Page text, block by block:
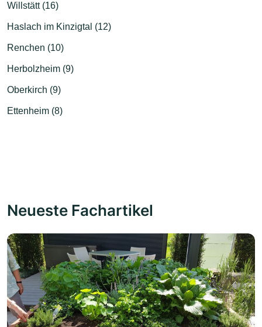
Willstätt (16)
Haslach im Kinzigtal (12)
Renchen (10)
Herbolzheim (9)
Oberkirch (9)
Ettenheim (8)
Neueste Fachartikel